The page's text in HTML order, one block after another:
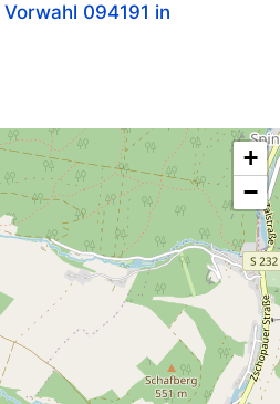
Vorwahl 094191 in